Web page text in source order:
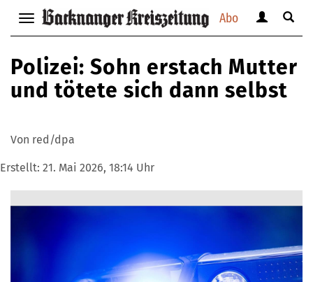
Abo
Navigation
anzeigen
bzw.
verbergen
anzeigen
verbergen
Suche
Polizei: Sohn erstach Mutter
und tötete sich dann selbst
Von red/dpa
Erstellt: 21. Mai 2026, 18:14 Uhr